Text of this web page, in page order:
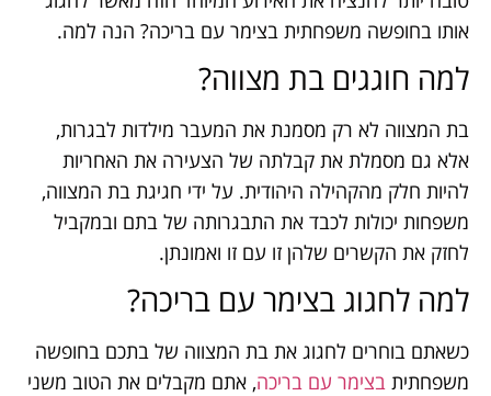
אותו בחופשה משפחתית בצימר עם בריכה? הנה למה.
למה חוגגים בת מצווה?
בת המצווה לא רק מסמנת את המעבר מילדות לבגרות,
אלא גם מסמלת את קבלתה של הצעירה את האחריות
להיות חלק מהקהילה היהודית. על ידי חגיגת בת המצווה,
משפחות יכולות לכבד את התבגרותה של בתם ובמקביל
לחזק את הקשרים שלהן זו עם זו ואמונתן.
למה לחגוג בצימר עם בריכה?
כשאתם בוחרים לחגוג את בת המצווה של בתכם בחופשה
משפחתית בצימר עם בריכה, אתם מקבלים את הטוב משני